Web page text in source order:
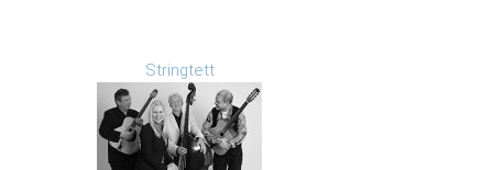
Stringtett